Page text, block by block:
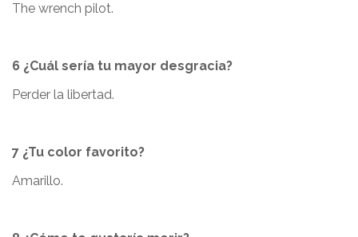
The wrench pilot.
6 ¿Cuál sería tu mayor desgracia?
Perder la libertad.
7 ¿Tu color favorito?
Amarillo.